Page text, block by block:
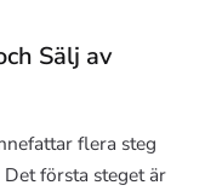
Sälj av
flera steg
första steget är